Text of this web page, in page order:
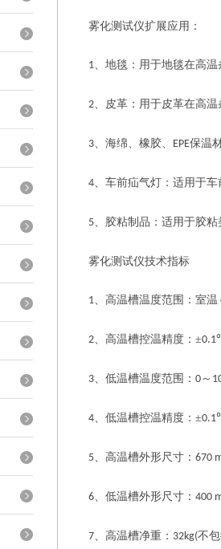
雾化测试仪扩展应用：
1、地毯：用于地毯在高
2、皮革：用于皮革在高
3、海绵、橡胶、 EPE保温
4、车前疝气灯：适用于
5、胶粘制品：适用于胶
雾化测试仪技术指标
1、高温槽温度范围：室温
2、高温槽控温精度：±0.1
3、低温槽温度范围： 0 ～
4、低温槽控温精度：±0.1
5、高温槽外形尺寸： 670
6、低温槽外形尺寸： 400
7、高温槽净重： 32kg(不